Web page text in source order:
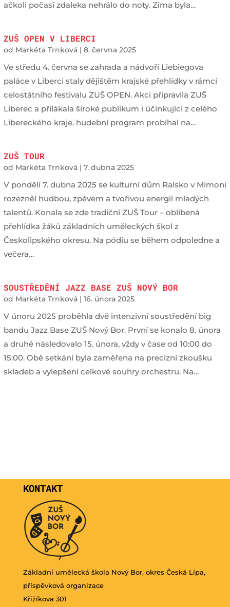
ačkoli počasí zdaleka nehrálo do noty. Zima byla…
ZUŠ OPEN V LIBERCI
od Markéta Trnková| 8. června 2025
Ve středu 4. června se zahrada a nádvoří Liebiegova
paláce v Liberci staly dějištěm krajské přehlídky v rámci
celostátního festivalu ZUŠ OPEN. Akci připravila ZUŠ
Liberec a přilákala široké publikum i účinkující z celého
Libereckého kraje. hudební program probíhal na…
ZUŠ TOUR
od Markéta Trnková| 7. dubna 2025
V pondělí 7. dubna 2025 se kulturní dům Ralsko v Mimoni
rozezněl hudbou, zpěvem a tvořivou energií mladých
talentů. Konala se zde tradiční ZUŠ Tour – oblíbená
přehlídka žáků základních uměleckých škol z
Českolipského okresu. Na pódiu se během odpoledne a
večera…
SOUSTŘEDĚNÍ JAZZ BASE ZUŠ NOVÝ BOR
od Markéta Trnková| 16. února 2025
V únoru 2025 proběhla dvě intenzivní soustředění big
bandu Jazz Base ZUŠ Nový Bor. První se konalo 8. února
a druhé následovalo 15. února, vždy v čase od 10:00 do
15:00. Obě setkání byla zaměřena na precizní zkoušku
skladeb a vylepšení celkové souhry orchestru. Na…
KONTAKT
Základní umělecká škola Nový Bor, okres Česká Lípa,
příspěvková organizace
Křižíkova 301